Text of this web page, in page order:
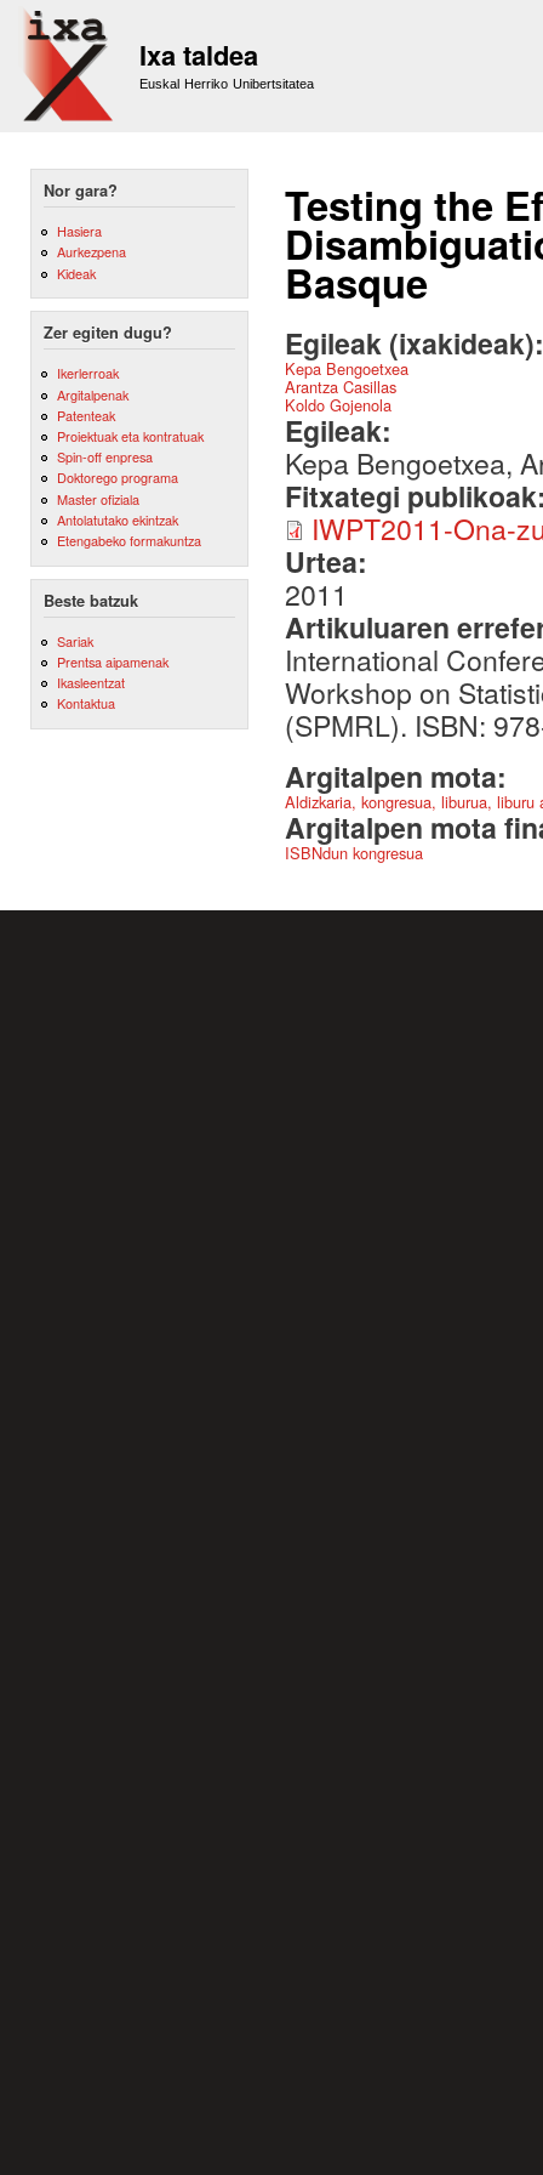
Ixa taldea
Euskal Herriko Unibertsitatea
Nor gara?
Hasiera
Aurkezpena
Kideak
Zer egiten dugu?
Ikerlerroak
Argitalpenak
Patenteak
Proiektuak eta kontratuak
Spin-off enpresa
Doktorego programa
Master ofiziala
Antolatutako ekintzak
Etengabeko formakuntza
Beste batzuk
Sariak
Prentsa aipamenak
Ikasleentzat
Kontaktua
Testing the
Basque
Egileak
Kepa Bengoetxea
Arantza Casillas
Koldo Gojenola
Egileak:
Kepa Bengoetxea,
Fitxategi
IWPT2011-Ona-
Urtea:
2011
Artikuluaren
International
Workshop on
(SPMRL). ISBN:
Argitalpen mota:
Aldizkaria, kongresua, liburua,
Argitalpen mota
ISBNdun kongresua